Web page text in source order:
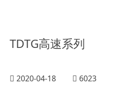
TDTG高速系列
2020-04-18 6023